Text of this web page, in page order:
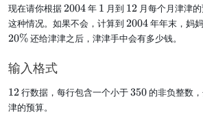
现在请你根据2
0
0
4
2004年 11 月到 1
2
12 月每个月津津
这种情况。如果不会，计算到2
0
0
2004年年末，妈
20%还给津津之后，津津手中会有多少钱。
输入格式
1
2
12行数据，每行包含一个小于3
350 的非负整数
津的预算。